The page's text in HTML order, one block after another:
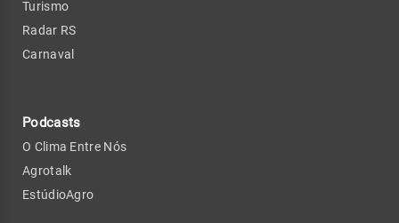
Turismo
Radar RS
Carnaval
Podcasts
O Clima Entre Nós
Agrotalk
EstúdioAgro